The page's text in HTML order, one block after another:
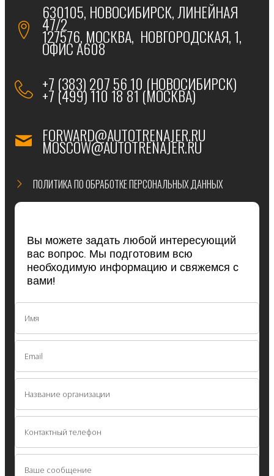
630105, НОВОСИБИРСК, ЛИНЕЙНАЯ
47/2
127576, МОСКВА, НОВГОРОДСКАЯ, 1,
ОФИС А608
+7 (383) 207 56 10 (НОВОСИБИРСК)
+7 (499) 110 18 81 (МОСКВА)
FORWARD@AUTOTRENAJER.RU
MOSCOW@AUTOTRENAJER.RU
ПОЛИТИКА ПО ОБРАБОТКЕ ПЕРСОНАЛЬНЫХ ДАННЫХ
Вы можете задать любой интересующий
вас вопрос. Мы подготовим всю
необходимую информацию и свяжемся с
вами!